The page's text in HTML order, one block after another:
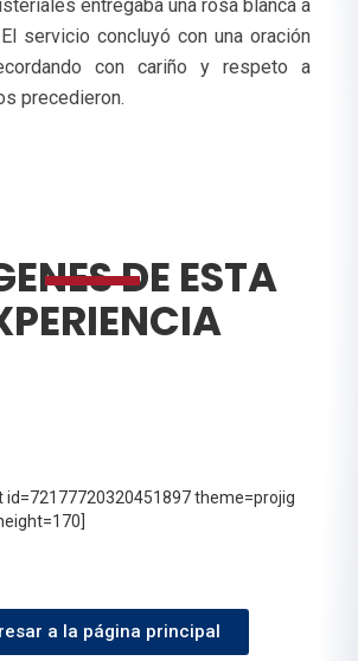
entregaba una rosa blanca a
servicio concluyó con una oración
con cariño y respeto a
precedieron.
DE ESTA
theme=projig
a la página principal